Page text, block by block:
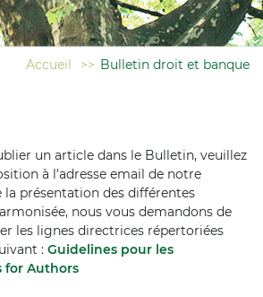
Accueil >> Bulletin droit et banque
un article dans le Bulletin, veuillez
à l'adresse email de notre
présentation des différentes
nous vous demandons de
les lignes directrices répertoriées
: Guidelines pour les
for Authors